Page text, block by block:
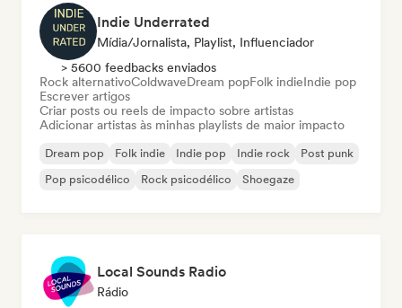
Indie Underrated
Mídia/Jornalista, Playlist, Influenciador
> 5600 feedbacks enviados
Rock alternativoColdwaveDream popFolk indieIndie pop
Escrever artigos
Criar posts ou reels de impacto sobre artistas
Adicionar artistas às minhas playlists de maior impacto
Dream pop Folk indie Indie pop Indie rock
Post punk
Pop psicodélico
Rock psicodélico Shoegaze
Local Sounds Radio
Rádio